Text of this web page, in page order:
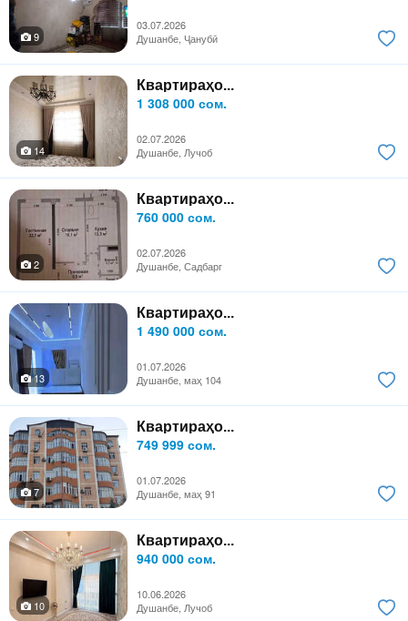
03.07.2026
9
Душанбе, Ҷанубӣ
Квартираҳо...
1 308 000 сом.
02.07.2026
14
Душанбе, Лучоб
Квартираҳо...
760 000 сом.
02.07.2026
2
Душанбе, Садбарг
Квартираҳо...
1 490 000 сом.
01.07.2026
13
Душанбе, маҳ 104
Квартираҳо...
749 999 сом.
01.07.2026
7
Душанбе, маҳ 91
Квартираҳо...
940 000 сом.
10.06.2026
10
Душанбе, Лучоб